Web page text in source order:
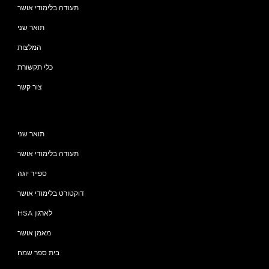
תעודה בלימודי אושר
תואר שני
המלצות
כלי תקשורת
צור קשר
תואר שני
תעודה בלימודי אושר
ספייר יוגה
דוקטורט בלימודי אושר
HSA לארגון
מאמן אושר
בית ספר שמח